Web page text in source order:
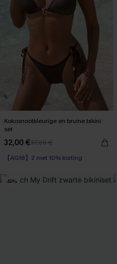
Kokosnootkleurige en bruine bikini
set
32,00 €37,00 €
【AG18】2 met 10% korting
-49%